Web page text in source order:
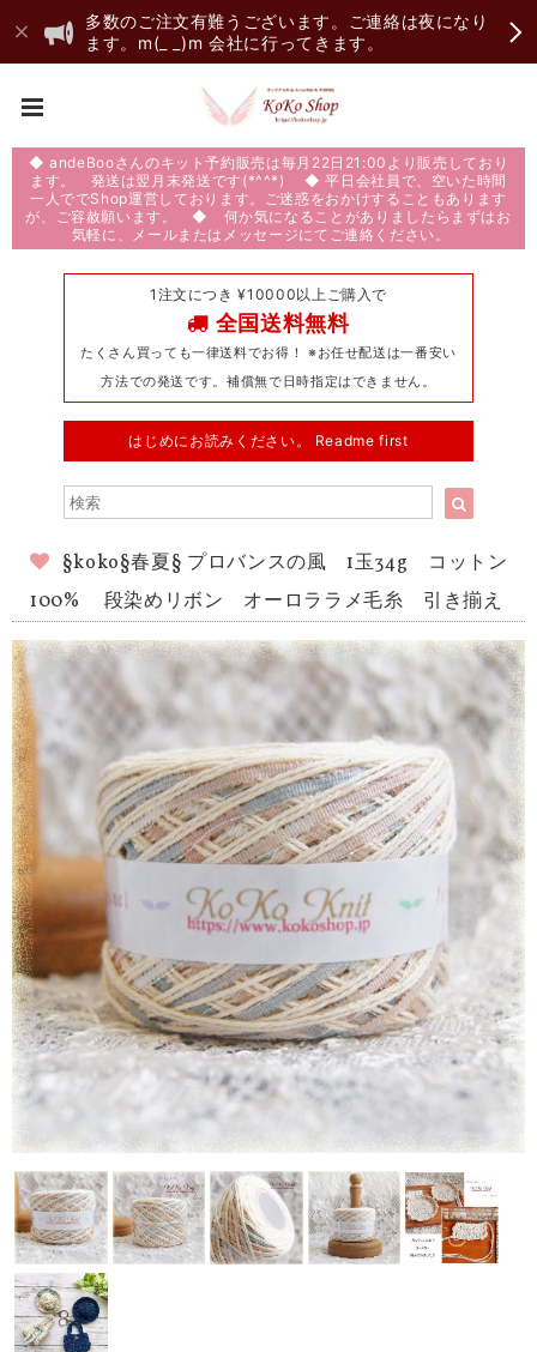
多数のご注文有難うございます。ご連絡は夜になり
ます。m(_ _)m 会社に行ってきます。
◆ andeBooさんのキット予約販売は毎月22日21:00より販売しており
ます。 発送は翌月末発送です(*^^*) ◆ 平日会社員で、空いた時間
一人ででShop運営しております。ご迷惑をおかけすることもあります
が、ご容赦願います。 ◆ 何か気になることがありましたらまずはお
気軽に、メールまたはメッセージにてご連絡ください。
1注文につき ¥10000以上ご購入で
全国送料無料
たくさん買っても一律送料でお得！ ※お任せ配送は一番安い
方法での発送です。補償無で日時指定はできません。
はじめにお読みください。 Readme first
§koko§春夏§ プロバンスの風 1玉34g コットン
100% 段染めリボン オーロララメ毛糸 引き揃え